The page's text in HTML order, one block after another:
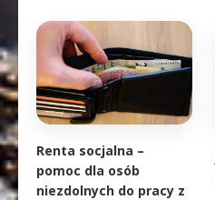
Renta socjalna –
pomoc dla osób
niezdolnych do pracy z